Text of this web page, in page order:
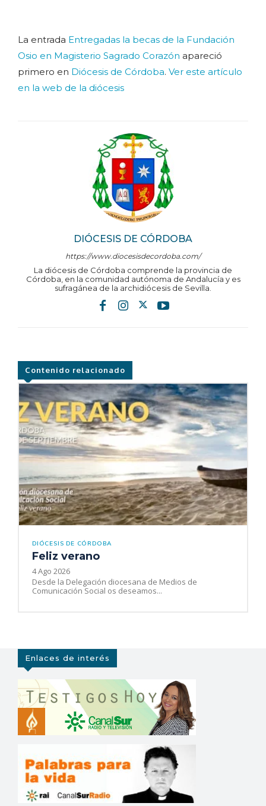
DIÓCESIS DE CÓRDOBA
https://www.diocesisdecordoba.com/
La diócesis de Córdoba comprende la provincia de
Córdoba, en la comunidad autónoma de Andalucía y es
sufragánea de la archidiócesis de Sevilla.
La entrada Entregadas la becas de la Fundación
Osio en Magisterio Sagrado Corazón apareció
primero en Diócesis de Córdoba. Ver este artículo
en la web de la diócesis
Contenido relacionado
DIÓCESIS DE CÓRDOBA
Feliz verano
4 Ago 2026
Desde la Delegación diocesana de Medios de
Comunicación Social os deseamos...
Enlaces de interés